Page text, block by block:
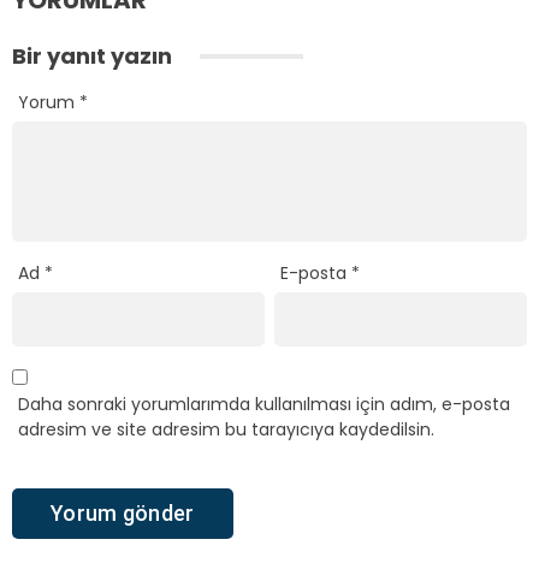
Bir yanıt yazın
Yorum *
Ad * E-posta *
Daha sonraki yorumlarımda kullanılması için adım, e-posta
adresim ve site adresim bu tarayıcıya kaydedilsin.